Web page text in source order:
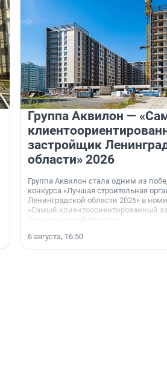
Группа Аквилон —
застройщик
области» 2026
Группа Аквилон стала одним из
конкурса «Лучшая строительная
Ленинградской области 2026» в
«Самый клиентоориентированный
Ленинградской области».
6 августа, 16:50